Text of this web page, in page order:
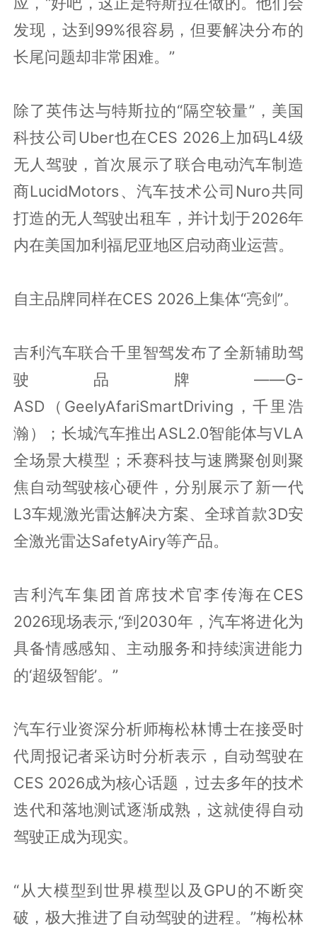
发现，达到99%很容易，但要解决分布的
长尾问题却非常困难。”
除了英伟达与特斯拉的“隔空较量”，美国
科技公司Uber也在CES 2026上加码L4级
无人驾驶，首次展示了联合电动汽车制造
商LucidMotors、汽车技术公司Nuro共同
打造的无人驾驶出租车，并计划于2026年
内在美国加利福尼亚地区启动商业运营。
自主品牌同样在CES 2026上集体“亮剑”。
吉利汽车联合千里智驾发布了全新辅助驾
驶品牌——G-
ASD（GeelyAfariSmartDriving，千里浩
瀚）；长城汽车推出ASL2.0智能体与VLA
全场景大模型；禾赛科技与速腾聚创则聚
焦自动驾驶核心硬件，分别展示了新一代
L3车规激光雷达解决方案、全球首款3D安
全激光雷达SafetyAiry等产品。
吉利汽车集团首席技术官李传海在CES
2026现场表示,“到2030年，汽车将进化为
具备情感感知、主动服务和持续演进能力
的‘超级智能’。”
汽车行业资深分析师梅松林博士在接受时
代周报记者采访时分析表示，自动驾驶在
CES 2026成为核心话题，过去多年的技术
迭代和落地测试逐渐成熟，这就使得自动
驾驶正成为现实。
“从大模型到世界模型以及GPU的不断突
破，极大推进了自动驾驶的进程。”梅松林